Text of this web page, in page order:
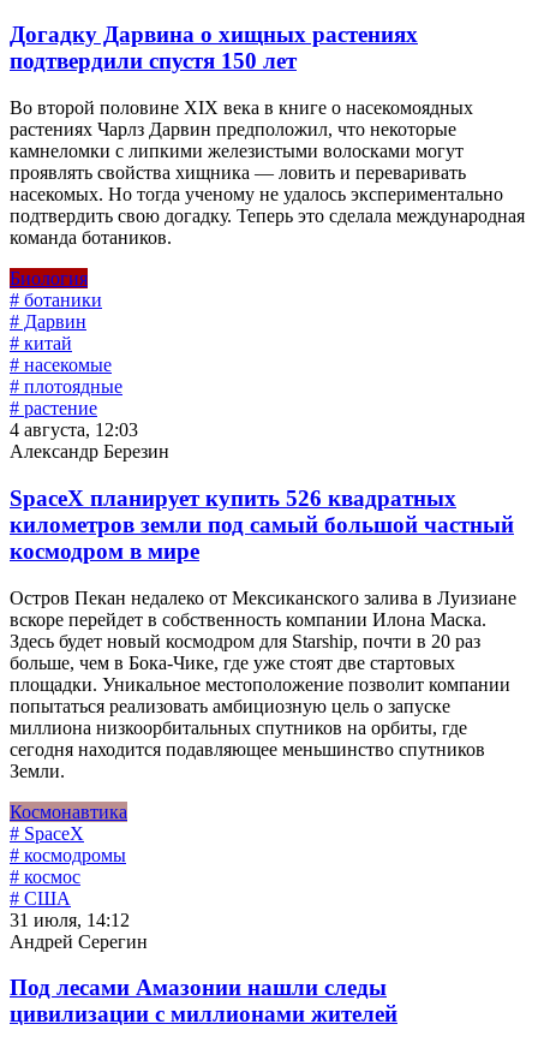
Догадку Дарвина о хищных растениях
подтвердили спустя 150 лет
Во второй половине XIX века в книге о насекомоядных
растениях Чарлз Дарвин предположил, что некоторые
камнеломки с липкими железистыми волосками могут
проявлять свойства хищника — ловить и переваривать
насекомых. Но тогда ученому не удалось экспериментально
подтвердить свою догадку. Теперь это сделала международная
команда ботаников.
Биология
# ботаники
# Дарвин
# китай
# насекомые
# плотоядные
# растение
4 августа, 12:03
Александр Березин
SpaceX планирует купить 526 квадратных
километров земли под самый большой частный
космодром в мире
Остров Пекан недалеко от Мексиканского залива в Луизиане
вскоре перейдет в собственность компании Илона Маска.
Здесь будет новый космодром для Starship, почти в 20 раз
больше, чем в Бока-Чике, где уже стоят две стартовых
площадки. Уникальное местоположение позволит компании
попытаться реализовать амбициозную цель о запуске
миллиона низкоорбитальных спутников на орбиты, где
сегодня находится подавляющее меньшинство спутников
Земли.
Космонавтика
# SpaceX
# космодромы
# космос
# США
31 июля, 14:12
Андрей Серегин
Под лесами Амазонии нашли следы
цивилизации с миллионами жителей